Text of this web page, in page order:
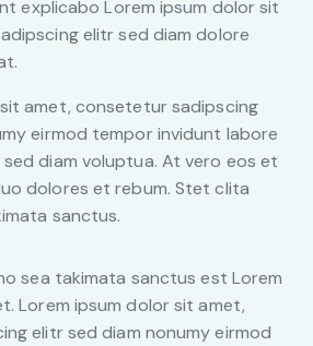
explicabo Lorem ipsum dolor sit
elitr sed diam dolore
amet, consetetur sadipscing
eirmod tempor invidunt labore
diam voluptua. At vero eos et
dolores et rebum. Stet clita
sanctus.
sea takimata sanctus est Lorem
Lorem ipsum dolor sit amet,
elitr sed diam nonumy eirmod